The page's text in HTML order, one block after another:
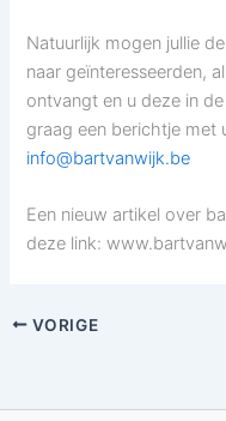
Natuurlijk mogen jullie
naar geïnteresseerden,
ontvangt en u deze in
graag een berichtje met
info@bartvanwijk.be
Een nieuw artikel over
deze link:
VORIGE